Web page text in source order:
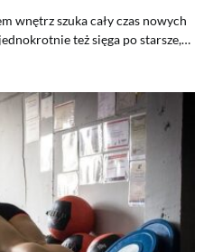
wnętrz szuka cały czas nowych
też sięga po starsze,…